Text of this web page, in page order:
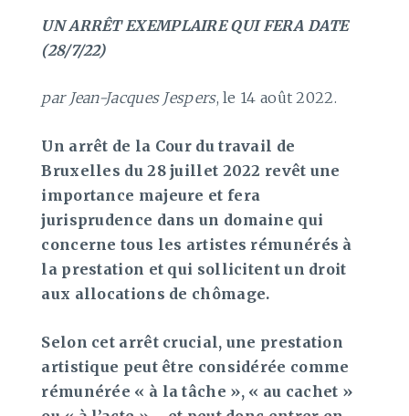
UN ARRÊT EXEMPLAIRE QUI FERA DATE
(28/7/22)
par Jean-Jacques Jespers, le 14 août 2022.
Un arrêt de la Cour du travail de
Bruxelles du 28 juillet 2022 revêt une
importance majeure et fera
jurisprudence dans un domaine qui
concerne tous les artistes rémunérés à
la prestation et qui sollicitent un droit
aux allocations de chômage.
Selon cet arrêt crucial, une prestation
artistique peut être considérée comme
rémunérée « à la tâche », « au cachet »